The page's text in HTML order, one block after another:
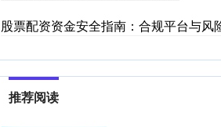
股票配资资金安全指南：合规平台与风
推荐阅读